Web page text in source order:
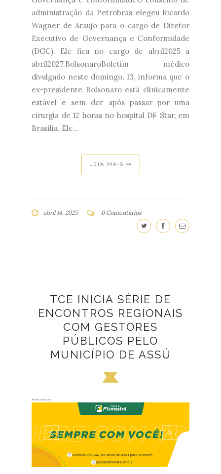
administração da Petrobras elegeu Ricardo
Wagner de Araujo para o cargo de Diretor
Executivo de Governança e Conformidade
(DGC). Ele fica no cargo de abril2025 a
abril2027.BolsonaroBoletim médico
divulgado neste domingo, 13, informa que o
ex-presidente Bolsonaro está clinicamente
estável e sem dor após passar por uma
cirurgia de 12 horas no hospital DF Star, em
Brasília. Ele...
LEIA MAIS
abril 14, 2025 0 Comentários
TCE INICIA SÉRIE DE
ENCONTROS REGIONAIS
COM GESTORES
PÚBLICOS PELO
MUNICÍPIO DE ASSÚ